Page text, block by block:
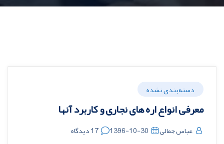
دسته‌بندی نشده
معرفی انواع اره های نجاری و کاربرد آنها
عباس جمالی 1396-10-30 17 دیدگاه